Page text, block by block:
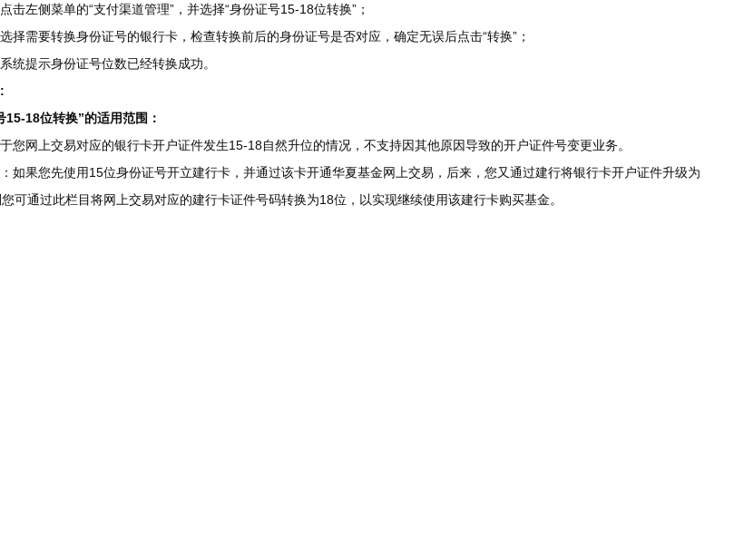
点击左侧菜单的“支付渠道管理”，并选择“身份证号15-18位转换”；
选择需要转换身份证号的银行卡，检查转换前后的身份证号是否对应，确定无误后点击“转换”；
系统提示身份证号位数已经转换成功。
15-18位转换”的适用范围：
网上交易对应的银行卡开户证件发生15-18自然升位的情况，不支持因其他原因导致的开户证件号变更业务。
果您先使用15位身份证号开立建行卡，并通过该卡开通华夏基金网上交易，后来，您又通过建行将银行卡开户证件升级为
可通过此栏目将网上交易对应的建行卡证件号码转换为18位，以实现继续使用该建行卡购买基金。